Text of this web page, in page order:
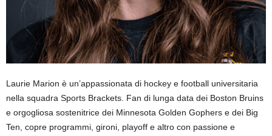
Laurie Marion è un’appassionata di hockey e football universitaria
nella squadra Sports Brackets. Fan di lunga data dei Boston Bruins
e orgogliosa sostenitrice dei Minnesota Golden Gophers e dei Big
Ten, copre programmi, gironi, playoff e altro con passione e